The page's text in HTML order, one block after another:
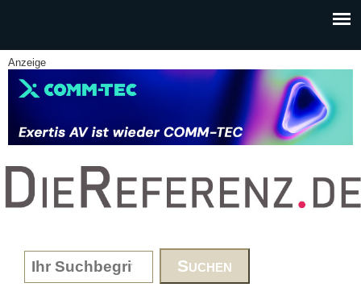
Anzeige
www.DieReferenz.de
Search form